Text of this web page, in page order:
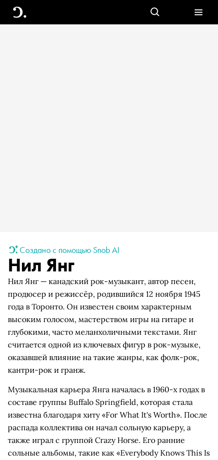
Создано с помощью Snob AI
Нил Янг
Нил Янг — канадский рок-музыкант, автор песен,
продюсер и режиссёр, родившийся 12 ноября 1945
года в Торонто. Он известен своим характерным
высоким голосом, мастерством игры на гитаре и
глубокими, часто меланхоличными текстами. Янг
считается одной из ключевых фигур в рок-музыке,
оказавшей влияние на такие жанры, как фолк-рок,
кантри-рок и гранж.
Музыкальная карьера Янга началась в 1960-х годах в
составе группы Buffalo Springfield, которая стала
известна благодаря хиту «For What It's Worth». После
распада коллектива он начал сольную карьеру, а
также играл с группой Crazy Horse. Его ранние
сольные альбомы, такие как «Everybody Knows This Is